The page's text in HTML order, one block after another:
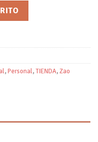
Zao cantidad
,Personal,TIENDA,Zao